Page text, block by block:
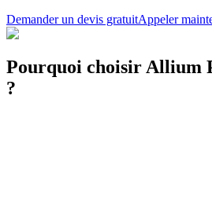
Demander un devis gratuitAppeler
Pourquoi choisir Allium
?